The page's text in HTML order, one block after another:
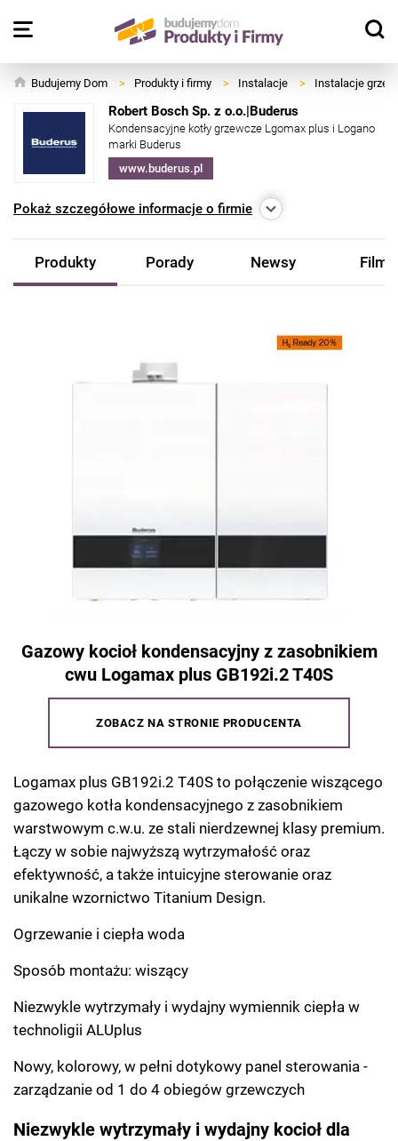
Budujemy Dom > Produkty i firmy > Instalacje > Instalacje
Robert Bosch Sp. z o.o.|Buderus
Kondensacyjne kotły grzewcze Lgomax plus i Logano
marki Buderus
www.buderus.pl
Pokaż szczegółowe informacje o firmie
Produkty Porady Newsy Filmy
Gazowy kocioł kondensacyjny z zasobnikiem
cwu Logamax plus GB192i.2 T40S
ZOBACZ NA STRONIE PRODUCENTA
Logamax plus GB192i.2 T40S to połączenie wiszącego
gazowego kotła kondensacyjnego z zasobnikiem
warstwowym c.w.u. ze stali nierdzewnej klasy premium.
Łączy w sobie najwyższą wytrzymałość oraz
efektywność, a także intuicyjne sterowanie oraz
unikalne wzornictwo Titanium Design.
Ogrzewanie i ciepła woda
Sposób montażu: wiszący
Niezwykle wytrzymały i wydajny wymiennik ciepła w
technoligii ALUplus
Nowy, kolorowy, w pełni dotykowy panel sterowania -
zarządzanie od 1 do 4 obiegów grzewczych
Niezwykle wytrzymały i wydajny kocioł dla